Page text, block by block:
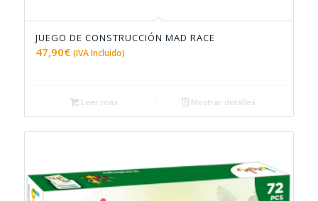
4.83
JUEGO DE CONSTRUCCIÓN MAD RACE
47,90€ (IVA Incluido)
Leer más Mostrar detalles